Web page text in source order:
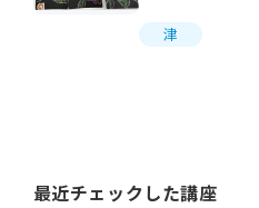
津
最近チェックした講座